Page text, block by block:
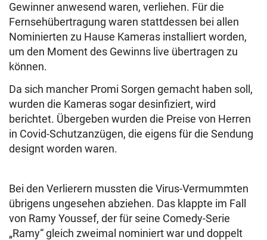
Gewinner anwesend waren, verliehen. Für die
Fernsehübertragung waren stattdessen bei allen
Nominierten zu Hause Kameras installiert worden,
um den Moment des Gewinns live übertragen zu
können.
Da sich mancher Promi Sorgen gemacht haben soll,
wurden die Kameras sogar desinfiziert, wird
berichtet. Übergeben wurden die Preise von Herren
in Covid-Schutzanzügen, die eigens für die Sendung
designt worden waren.
Bei den Verlierern mussten die Virus-Vermummten
übrigens ungesehen abziehen. Das klappte im Fall
von Ramy Youssef, der für seine Comedy-Serie
„Ramy“ gleich zweimal nominiert war und doppelt